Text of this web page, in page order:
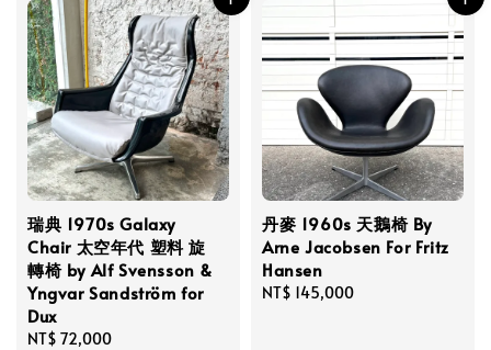
瑞典 1970s Galaxy
Chair 太空年代 塑料 旋
轉椅 by Alf Svensson &
Yngvar Sandström for
Dux
Regular
NT$ 72,000
丹麥 1960s 天鵝椅 By
Arne Jacobsen For Fritz
Hansen
Regular
NT$ 145,000